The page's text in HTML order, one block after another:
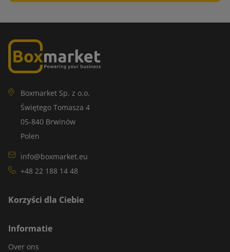
Boxmarket Sp. z o.o.
Świętego Tomasza 4
05-840 Brwinów
Polen
info@boxmarket.eu
+48 22 188 14 48
Korzyści dla Ciebie
Informatie
Over ons